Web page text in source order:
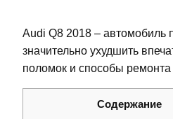
Audi Q8 2018 – автомобиль
значительно ухудшить
поломок и способы
Содержание